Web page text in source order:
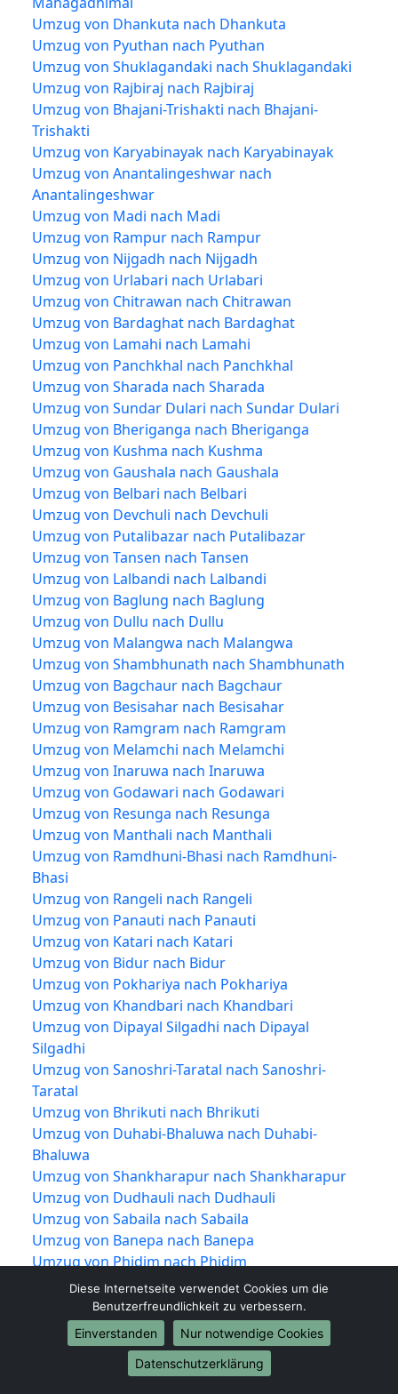
Umzug von Dhankuta nach Dhankuta
Umzug von Pyuthan nach Pyuthan
Umzug von Shuklagandaki nach Shuklagandaki
Umzug von Rajbiraj nach Rajbiraj
Umzug von Bhajani-Trishakti nach Bhajani-
Trishakti
Umzug von Karyabinayak nach Karyabinayak
Umzug von Anantalingeshwar nach
Anantalingeshwar
Umzug von Madi nach Madi
Umzug von Rampur nach Rampur
Umzug von Nijgadh nach Nijgadh
Umzug von Urlabari nach Urlabari
Umzug von Chitrawan nach Chitrawan
Umzug von Bardaghat nach Bardaghat
Umzug von Lamahi nach Lamahi
Umzug von Panchkhal nach Panchkhal
Umzug von Sharada nach Sharada
Umzug von Sundar Dulari nach Sundar Dulari
Umzug von Bheriganga nach Bheriganga
Umzug von Kushma nach Kushma
Umzug von Gaushala nach Gaushala
Umzug von Belbari nach Belbari
Umzug von Devchuli nach Devchuli
Umzug von Putalibazar nach Putalibazar
Umzug von Tansen nach Tansen
Umzug von Lalbandi nach Lalbandi
Umzug von Baglung nach Baglung
Umzug von Dullu nach Dullu
Umzug von Malangwa nach Malangwa
Umzug von Shambhunath nach Shambhunath
Umzug von Bagchaur nach Bagchaur
Umzug von Besisahar nach Besisahar
Umzug von Ramgram nach Ramgram
Umzug von Melamchi nach Melamchi
Umzug von Inaruwa nach Inaruwa
Umzug von Godawari nach Godawari
Umzug von Resunga nach Resunga
Umzug von Manthali nach Manthali
Umzug von Ramdhuni-Bhasi nach Ramdhuni-
Bhasi
Umzug von Rangeli nach Rangeli
Umzug von Panauti nach Panauti
Umzug von Katari nach Katari
Umzug von Bidur nach Bidur
Umzug von Pokhariya nach Pokhariya
Umzug von Khandbari nach Khandbari
Umzug von Dipayal Silgadhi nach Dipayal
Silgadhi
Umzug von Sanoshri-Taratal nach Sanoshri-
Taratal
Umzug von Bhrikuti nach Bhrikuti
Umzug von Duhabi-Bhaluwa nach Duhabi-
Bhaluwa
Umzug von Shankharapur nach Shankharapur
Umzug von Dudhauli nach Dudhauli
Umzug von Sabaila nach Sabaila
Umzug von Banepa nach Banepa
Umzug von Phidim nach Phidim
Umzug von Chainpur nach Chainpur
Umzug von Dakshinkali nach Dakshinkali
Umzug von Waling nach Waling
Umzug von Kolhabi nach Kolhabi
Umzug von Bhimeshwar nach Bhimeshwar
Diese Internetseite verwendet Cookies um die
Benutzerfreundlichkeit zu verbessern.
Einverstanden
Nur notwendige Cookies
Datenschutzerklärung